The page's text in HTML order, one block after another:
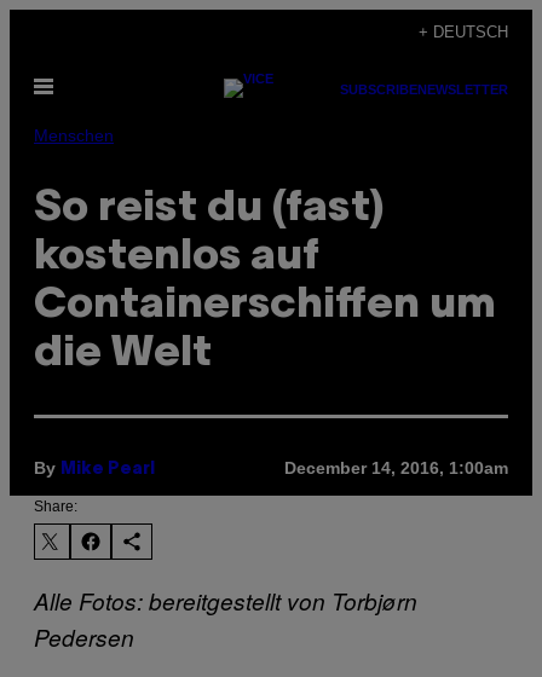
content
+ DEUTSCH
Open
SUBSCRIBENEWSLETTER
Menschen
So reist du (fast)
kostenlos auf
Containerschiffen um
die Welt
By Mike Pearl December 14, 2016, 1:00am
Share:
Alle Fotos: bereitgestellt von Torbjørn
Pedersen